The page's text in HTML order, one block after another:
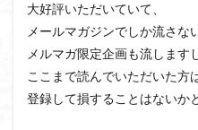
大好評いただいていて、
メールマガジンでしか流さな
メルマガ限定企画も流します
ここまで読んでいただいた方は
登録して損することはないか